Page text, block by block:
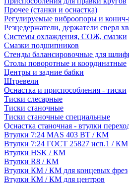
Прочее (станки и оснастка)
Регулируемые виброопоры и
Резцедержатели, держатели сверл
Системы охлаждения, СОЖ, смазки
Смазки подшипников
Стенды балансировочные для
Столы поворотные и координатные
Центры и задние бабки
Штревели
Оснастка и приспособления - тиски
Тиски слесарные
Тиски станочные
Тиски станочные специальные
Оснастка станочная - втулки
Втулки 7:24 MAS 403 BT / КМ
Втулки 7:24 ГОСТ 25827 исп.1 / КМ
Втулки HSK / КМ
Втулки R8 / КМ
Втулки КМ / КМ для концевых фрез
Втулки КМ / КМ для центров